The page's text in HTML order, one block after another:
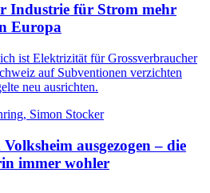
Industrie für Strom mehr
Europa
ist Elektrizität für Grossverbraucher
auf Subventionen verzichten
neu ausrichten.
Simon Stocker
ausgezogen – die
immer wohler